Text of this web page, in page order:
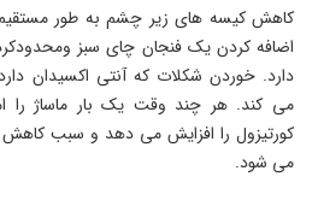
کاهش کیسه­ های زیر چشم به طور مستقیم
اضافه کردن یک فنجان چای سبز
دارد. خوردن شکلات که آنتی اکسیدان
می­ کند. هر چند وقت یک بار ماساژ را
کورتیزول را افزایش می­ دهد و سبب کاهش
می­ شود.